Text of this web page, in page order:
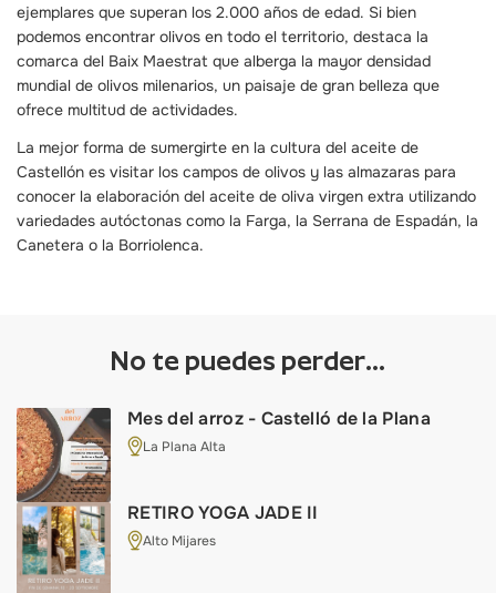
ejemplares que superan los 2.000 años de edad. Si bien
podemos encontrar olivos en todo el territorio, destaca la
comarca del Baix Maestrat que alberga la mayor densidad
mundial de olivos milenarios, un paisaje de gran belleza que
ofrece multitud de actividades.
La mejor forma de sumergirte en la cultura del aceite de
Castellón es visitar los campos de olivos y las almazaras para
conocer la elaboración del aceite de oliva virgen extra utilizando
variedades autóctonas como la Farga, la Serrana de Espadán, la
Canetera o la Borriolenca.
No te puedes perder...
Mes del arroz - Castelló de la Plana
La Plana Alta
RETIRO YOGA JADE II
Alto Mijares